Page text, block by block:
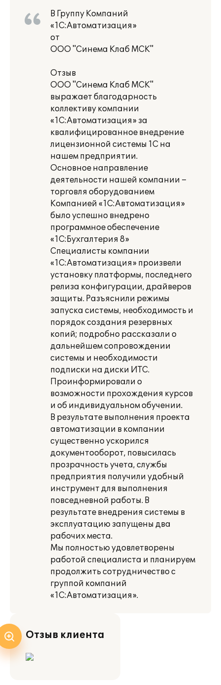
В Группу Компаний
«1С:Автоматизация»
от
ООО "Синема Клаб МСК"
Отзыв
ООО "Синема Клаб МСК"
выражает благодарность
коллективу компании
«1С:Автоматизация» за
квалифицированное внедрение
лицензионной системы 1С на
нашем предприятии.
Основное направление
деятельности нашей компании –
торговля оборудованием
Компанией «1С:Автоматизация»
было успешно внедрено
программное обеспечение
«1C:Бухгалтерия 8»
Специалисты компании
«1С:Автоматизация» произвели
установку платформы, последнего
релиза конфигурации, драйверов
защиты. Разъяснили режимы
запуска системы, необходимость и
порядок создания резервных
копий; подробно рассказали о
дальнейшем сопровождении
системы и необходимости
подписки на диски ИТС.
Проинформировали о
возможности прохождения курсов
и об индивидуальном обучении.
В результате выполнения проекта
автоматизации в компании
существенно ускорился
документооборот, повысилась
прозрачность учета, службы
предприятия получили удобный
инструмент для выполнения
повседневной работы. В
результате внедрения системы в
эксплуатацию запущены два
рабочих места.
Мы полностью удовлетворены
работой специалиста и планируем
продолжить сотрудничество с
группой компаний
«1С:Автоматизация».
Отзыв клиента